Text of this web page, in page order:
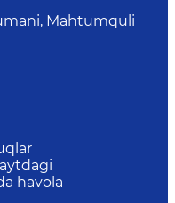
Mahtumquli
havola